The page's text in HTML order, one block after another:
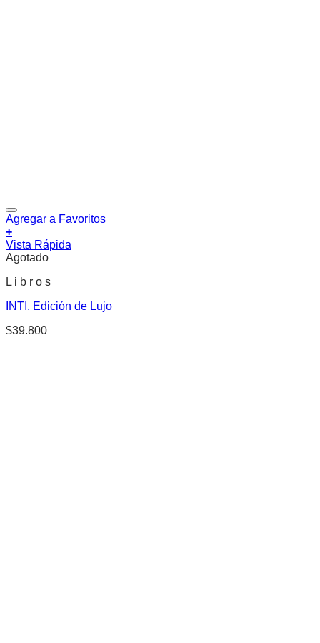
Agregar a Favoritos
+
Vista Rápida
Agotado
L i b r o s
INTI. Edición de Lujo
$39.800